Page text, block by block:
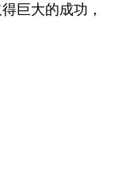
巨大的成功，